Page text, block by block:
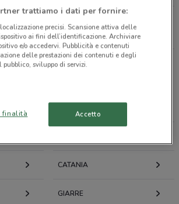
negozi
cataloghi per città nelle vicinanze
CATANIA
GIARRE
trattiamo i dati per fornire:
precisi. Scansione attiva delle
ai fini dell’identificazione. Archiviare
e/o accedervi. Pubblicità e contenuti
delle prestazioni dei contenuti e degli
sviluppo di servizi.
finalità Accetto